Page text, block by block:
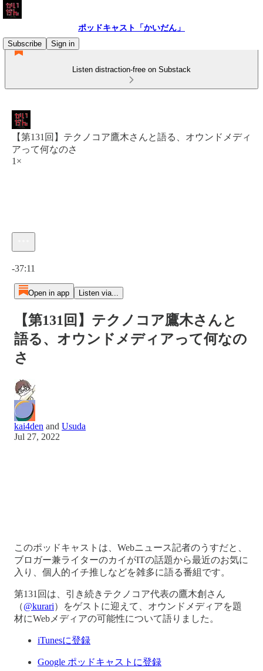
ポッドキャスト「かいだん」
Subscribe
Sign in
Listen distraction-free on Substack
【第131回】テクノコア鷹木さんと語る、オウンドメディ
アって何なのさ
1×
-37:11
Open in app Listen via...
【第131回】テクノコア鷹木さんと
語る、オウンドメディアって何なの
さ
kai4den and Usuda
Jul 27, 2022
このポッドキャストは、Webニュース記者のうすだと、
ブロガー兼ライターのカイがITの話題から最近のお気に
入り、個人的イチ推しなどを雑多に語る番組です。
第131回は、引き続きテクノコア代表の鷹木創さん
（@kurari）をゲストに迎えて、オウンドメディアを題
材にWebメディアの可能性について語りました。
iTunesに登録
Google ポッドキャストに登録